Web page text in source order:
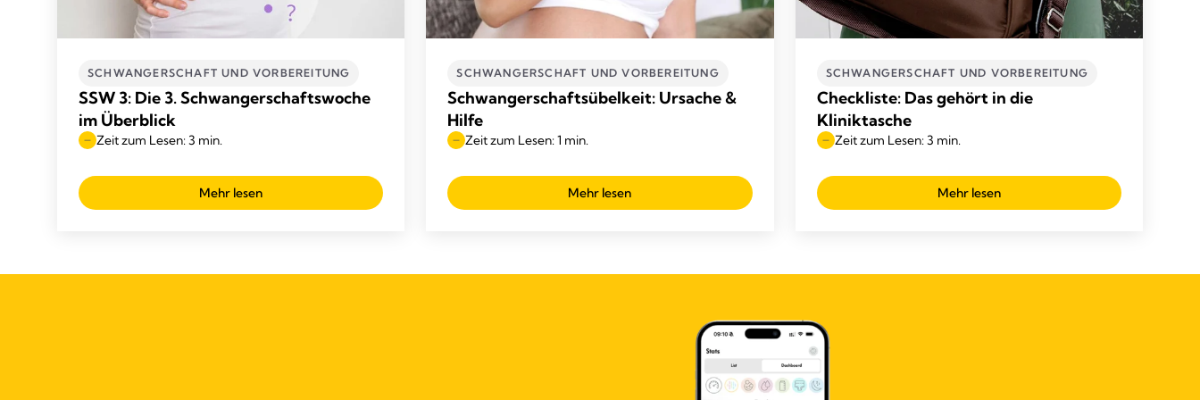
SCHWANGERSCHAFT UND VORBEREITUNG
SSW 3: Die 3. Schwangerschaftswoche
im Überblick
Zeit zum Lesen: 3 min.
Mehr lesen
SCHWANGERSCHAFT UND VORBEREITUNG
Schwangerschaftsübelkeit: Ursache &
Hilfe
Zeit zum Lesen: 1 min.
Mehr lesen
SCHWANGERSCHAFT UND VORBEREITUNG
Checkliste: Das gehört in die
Kliniktasche
Zeit zum Lesen: 3 min.
Mehr lesen